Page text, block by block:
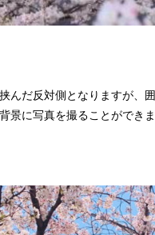
んだ反対側となりますが、
景に写真を撮ることができ